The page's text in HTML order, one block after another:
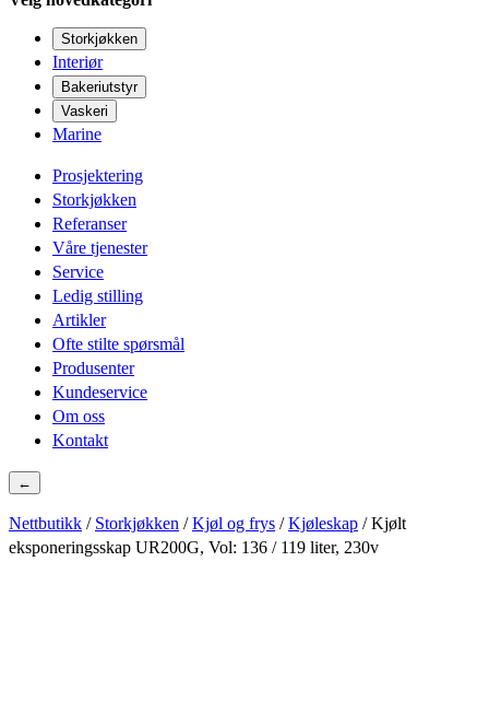
Storkjøkken
Interiør
Bakeriutstyr
Vaskeri
Marine
Prosjektering
Storkjøkken
Referanser
Våre tjenester
Service
Ledig stilling
Artikler
Ofte stilte spørsmål
Produsenter
Kundeservice
Om oss
Kontakt
←
Nettbutikk / Storkjøkken /Kjøl og frys /Kjøleskap / Kjølt
eksponeringsskap UR200G, Vol: 136 / 119 liter, 230v